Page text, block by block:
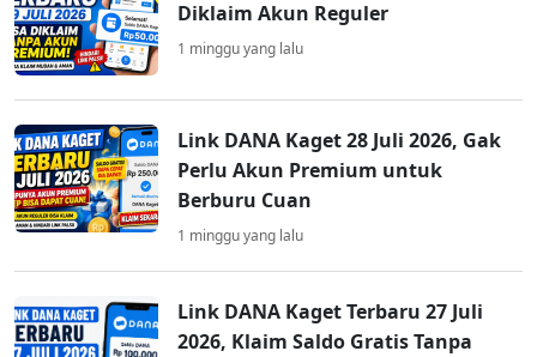
Diklaim Akun Reguler
1 minggu yang lalu
Link DANA Kaget 28 Juli 2026, Gak
Perlu Akun Premium untuk
Berburu Cuan
1 minggu yang lalu
Link DANA Kaget Terbaru 27 Juli
2026, Klaim Saldo Gratis Tanpa